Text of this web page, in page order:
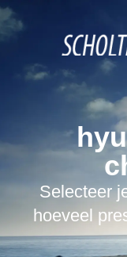
Selecteer
hoeveel